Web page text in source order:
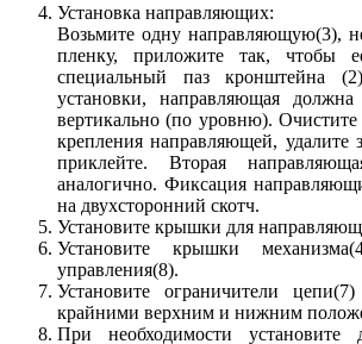
Установка направляющих:
Возьмите одну направляющую(3),
пленку, приложите так, чтобы
специальный паз кронштейна
установки, направляющая
вертикально (по уровню). Очистите
крепления направляющей,
приклейте. Вторая
аналогично. Фиксация
на двухсторонний скотч.
Установите крышки для
Установите крышки
управления(8).
Установите ограничители
крайними верхним и нижним
При необходимости установите